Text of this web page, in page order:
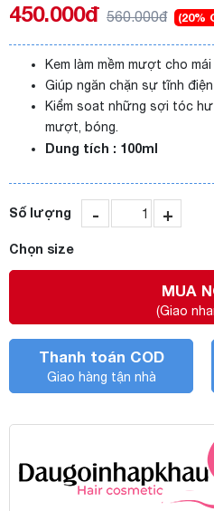
450.000đ 560.000đ (20%
Kem làm mềm mượt cho
Giúp ngăn chặn sự tĩnh điện
Kiểm soat những sợi tóc
mượt, bóng.
Dung tích : 100ml
Số lượng - +
Chọn size
MUA
(Giao
Thanh toán COD
Giao hàng tận nhà